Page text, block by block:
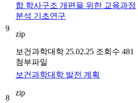
9
합 학사구조 개편을 위한 교육과정
분석 기초연구
zip
보건과학대학 25.02.25 조회수 481
첨부파일
8
보건과학대학 발전 계획
zip